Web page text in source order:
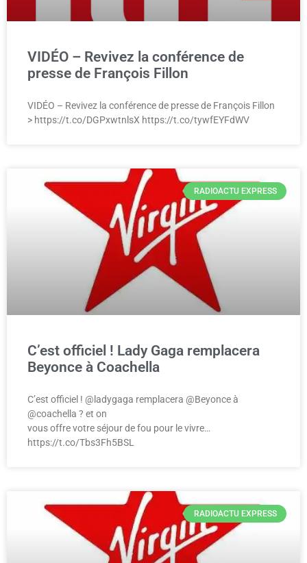
VIDÉO – Revivez la conférence de
presse de François Fillon
VIDÉO – Revivez la conférence de presse de François Fillon
> https://t.co/DGPxwtnlsX https://t.co/tywfEYFdWV
RADIOACTU EXPRESS
C’est officiel ! Lady Gaga remplacera
Beyonce à Coachella
C’est officiel ! @ladygaga remplacera @Beyonce à
@coachella ? et on
vous offre votre séjour de fou pour le vivre…
https://t.co/Tbs3Fh5BSL
RADIOACTU EXPRESS